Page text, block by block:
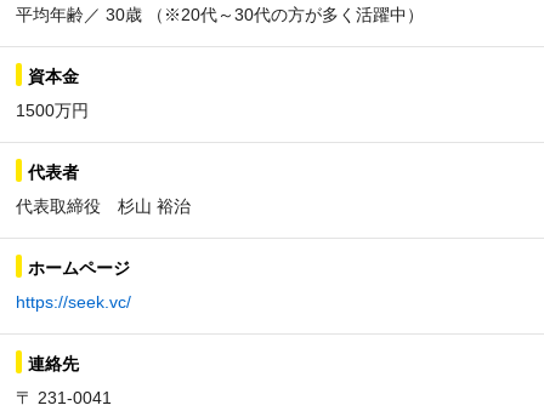
平均年齢／ 30歳 （※20代～30代の方が多く活躍中）
資本金
1500万円
代表者
代表取締役 杉山 裕治
ホームページ
https://seek.vc/
連絡先
〒 231-0041